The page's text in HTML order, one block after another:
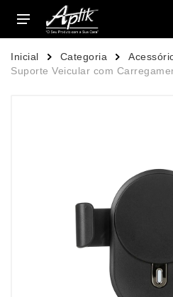
Inicial Categoria
Suporte Veicular com